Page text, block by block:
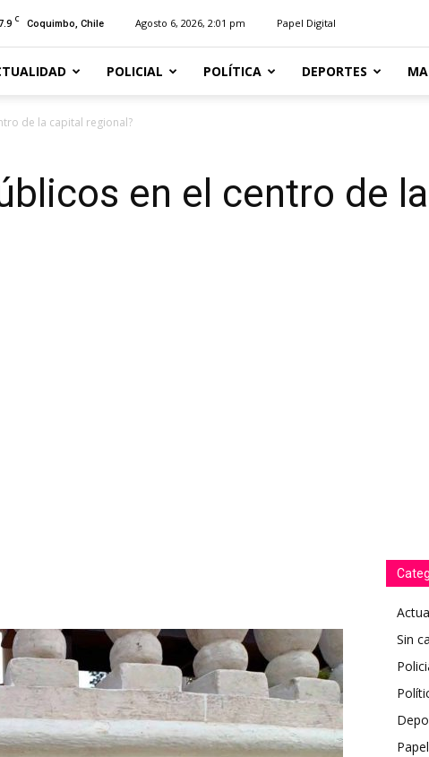
C Coquimbo, Chile Agosto 6, 2026, 2:01 pm Papel Digital
POLICIAL POLÍTICA DEPORTES
de la capital regional?
en el centro de
Sin